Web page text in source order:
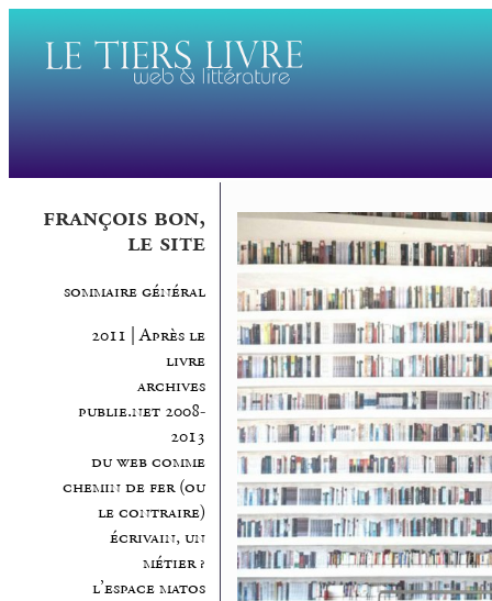
françois bon,
le site
sommaire général
2011 | Après le
livre
archives
publie.net 2008-
2013
du web comme
chemin de fer (ou
le contraire)
écrivain, un
métier ?
l’espace matos